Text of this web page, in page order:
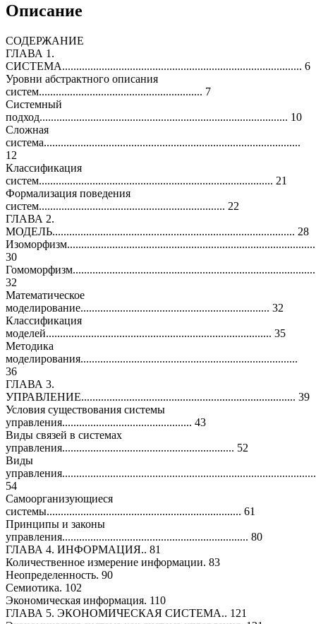
Описание
СОДЕРЖАНИЕ
ГЛАВА 1.
СИСТЕМА..................................................................................... 6
Уровни абстрактного описания
систем.......................................................... 7
Системный
подход........................................................................................ 10
Сложная
система...........................................................................................
12
Классификация
систем................................................................................... 21
Формализация поведения
систем.................................................................. 22
ГЛАВА 2.
МОДЕЛЬ...................................................................................... 28
30
32
Математическое
моделирование................................................................... 32
Классификация
моделей................................................................................ 35
Методика
моделирования.............................................................................
36
ГЛАВА 3.
УПРАВЛЕНИЕ............................................................................ 39
Условия существования системы
управления.............................................. 43
Виды связей в системах
управления............................................................. 52
Виды
управления..........................................................................................
54
Самоорганизующиеся
системы..................................................................... 61
Принципы и законы
управления.................................................................. 80
ГЛАВА 4. ИНФОРМАЦИЯ.. 81
Количественное измерение информации. 83
Неопределенность. 90
Семиотика. 102
Экономическая информация. 110
ГЛАВА 5. ЭКОНОМИЧЕСКАЯ СИСТЕМА.. 121